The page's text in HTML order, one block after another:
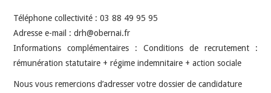
Téléphone collectivité : 03 88 49 95 95
Adresse e-mail : drh@obernai.fr
Informations complémentaires : Conditions de recrutement :
rémunération statutaire + régime indemnitaire + action sociale
Nous vous remercions d’adresser votre dossier de candidature